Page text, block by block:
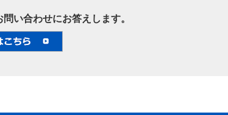
い合わせにお答えします。